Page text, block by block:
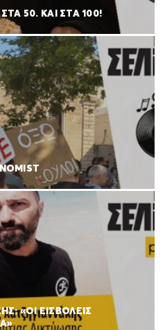
50. ΚΑΙ ΣΤΑ 100!
«ΟΙ ΕΙΣΒΟΛΕΙΣ